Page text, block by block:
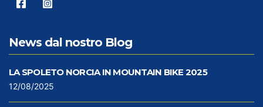
News dal nostro Blog
LA SPOLETO NORCIA IN MOUNTAIN BIKE 2025
12/08/2025